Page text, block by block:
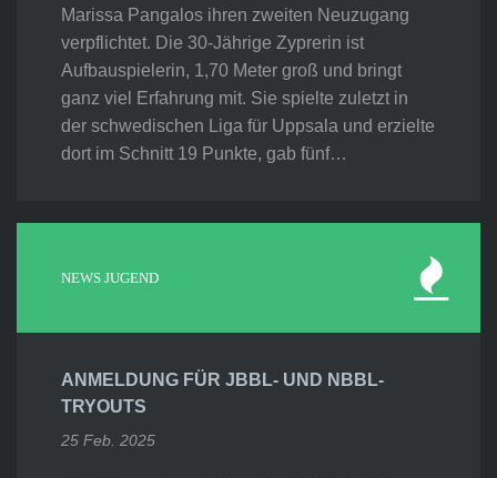
Marissa Pangalos ihren zweiten Neuzugang
verpflichtet. Die 30-Jährige Zyprerin ist
Aufbauspielerin, 1,70 Meter groß und bringt
ganz viel Erfahrung mit. Sie spielte zuletzt in
der schwedischen Liga für Uppsala und erzielte
dort im Schnitt 19 Punkte, gab fünf…
NEWS JUGEND
ANMELDUNG FÜR JBBL- UND NBBL-
TRYOUTS
25 Feb. 2025